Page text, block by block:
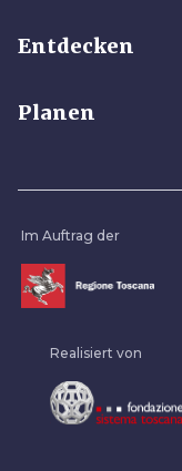
Entdecken
Planen
Im Auftrag der
Realisiert von